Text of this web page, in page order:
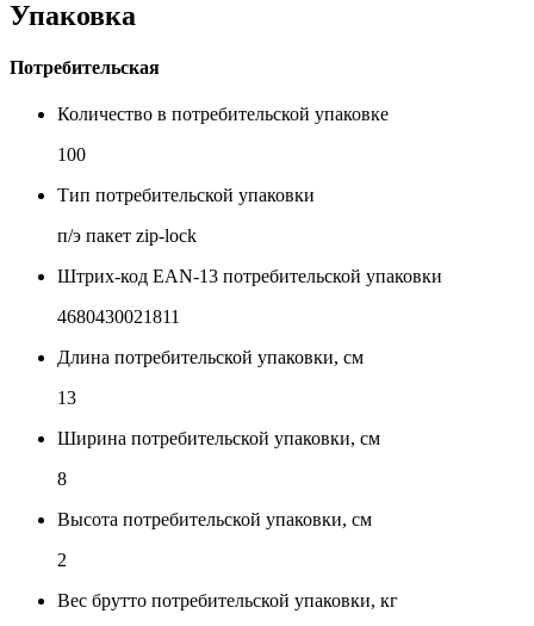
Упаковка
Потребительская
Количество в потребительской упаковке
100
Тип потребительской упаковки
п/э пакет zip-lock
Штрих-код EAN-13 потребительской упаковки
4680430021811
Длина потребительской упаковки, см
13
Ширина потребительской упаковки, см
8
Высота потребительской упаковки, см
2
Вес брутто потребительской упаковки, кг